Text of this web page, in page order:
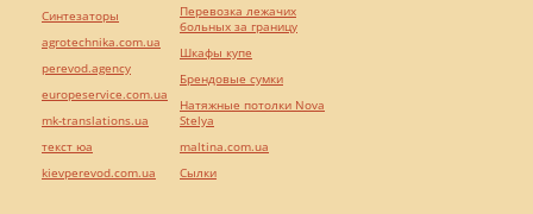
Синтезаторы
agrotechnika.com.ua
perevod.agency
europeservice.com.ua
mk-translations.ua
текст юа
kievperevod.com.ua
Перевозка лежачих
больных за границу
Шкафы купе
Брендовые сумки
Натяжные потолки Nova
Stelya
maltina.com.ua
Cылки